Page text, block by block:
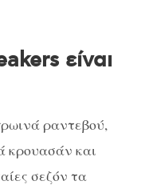
είναι
ραντεβού,
κρουασάν και
σεζόν τα